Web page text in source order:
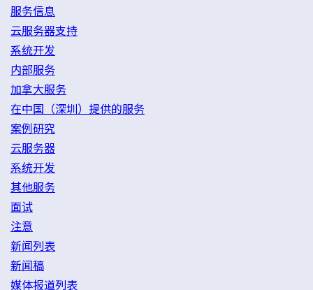
服务信息
云服务器支持
系统开发
内部服务
加拿大服务
在中国（深圳）提供的服务
案例研究
云服务器
系统开发
其他服务
面试
注意
新闻列表
新闻稿
媒体报道列表